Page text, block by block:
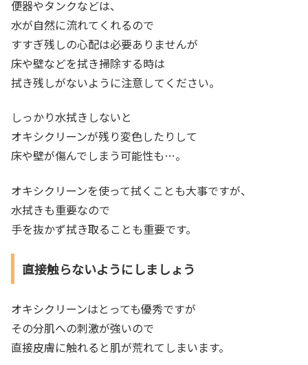
便器やタンクなどは、
水が自然に流れてくれるので
すすぎ残しの心配は必要ありませんが
床や壁などを拭き掃除する時は
拭き残しがないように注意してください。
しっかり水拭きしないと
オキシクリーンが残り変色したりして
床や壁が傷んでしまう可能性も…。
オキシクリーンを使って拭くことも大事ですが、
水拭きも重要なので
手を抜かず拭き取ることも重要です。
直接触らないようにしましょう
オキシクリーンはとっても優秀ですが
その分肌への刺激が強いので
直接皮膚に触れると肌が荒れてしまいます。